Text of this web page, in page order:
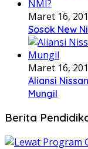
Maret 16,
Sosok New
Maret 16,
Aliansi
Mungil
Berita